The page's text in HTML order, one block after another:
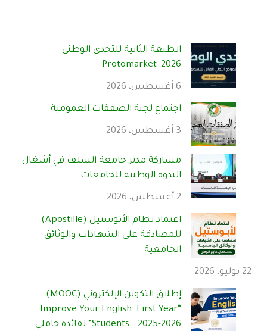
الطبعة الثانية للتحدي الوطني
Protomarket_2026
6 أغسطس، 2026
اجتماع لجنة الصفقات العمومية
3 أغسطس، 2026
مشاركة مدير جامعة الشلف في أشغال
الندوة الوطنية للجامعات
2 أغسطس، 2026
اعتماد نظام الأبوستيل (Apostille)
للمصادقة على الشهادات والوثائق
الجامعية
22 يوليو، 2026
إطلاق التكوين الإلكتروني (MOOC)
“Improve Your English: First Year
Students – 2025-2026” لفائدة حاملي